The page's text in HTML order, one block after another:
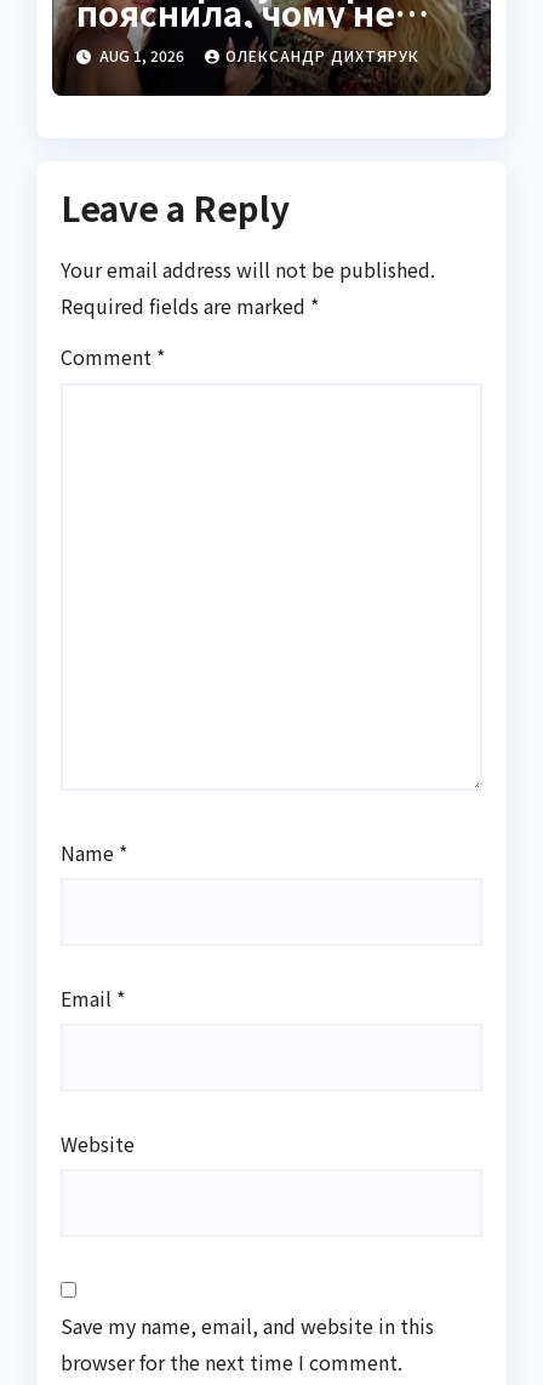
пояснила, чому не
показує чоловіка
AUG 1, 2026 ОЛЕКСАНДР ДИХТЯРУК
Leave a Reply
Your email address will not be published.
Required fields are marked *
Comment *
Name *
Email *
Website
Save my name, email, and website in this
browser for the next time I comment.